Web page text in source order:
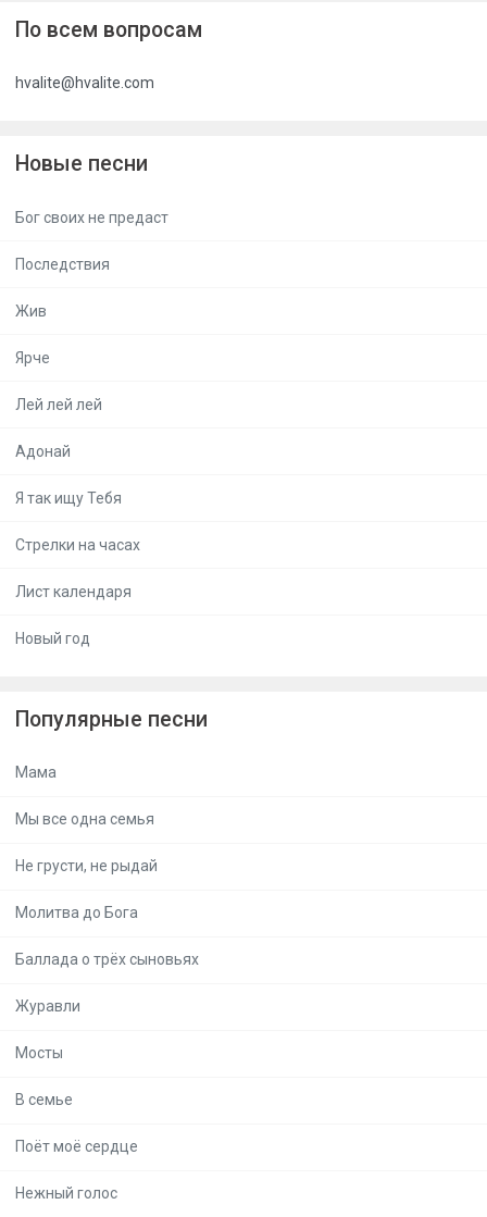
По всем вопросам
hvalite@hvalite.com
Новые песни
Бог своих не предаст
Последствия
Жив
Ярче
Лей лей лей
Адонай
Я так ищу Тебя
Стрелки на часах
Лист календаря
Новый год
Популярные песни
Мама
Мы все одна семья
Не грусти, не рыдай
Молитва до Бога
Баллада о трёх сыновьях
Журавли
Мосты
В семье
Поёт моё сердце
Нежный голос